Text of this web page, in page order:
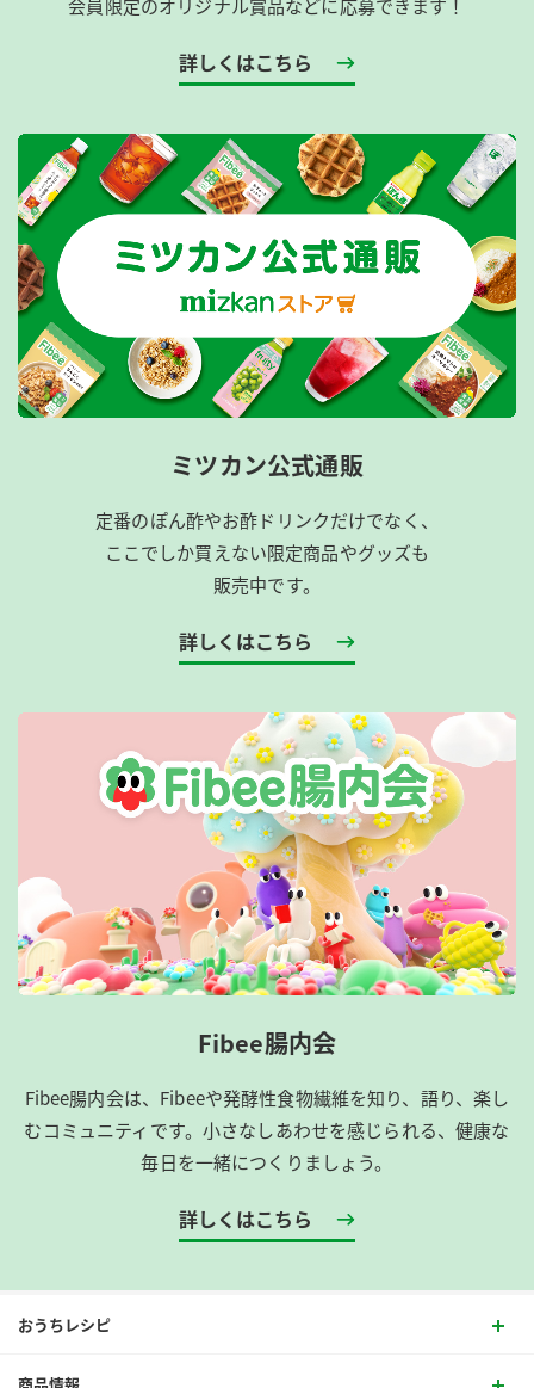
会員限定のオリジナル賞品などに応募できます！
詳しくはこちら
ミツカン公式通販
定番のぽん酢やお酢ドリンクだけでなく、
ここでしか買えない限定商品やグッズも
販売中です。
詳しくはこちら
Fibee腸内会
Fibee腸内会は、​Fibeeや発酵性食物繊維を知り、語り、楽し
むコミュニティです。​小さなしあわせを感じられる、健康な
毎日を一緒につくりましょう。
詳しくはこちら
おうちレシピ